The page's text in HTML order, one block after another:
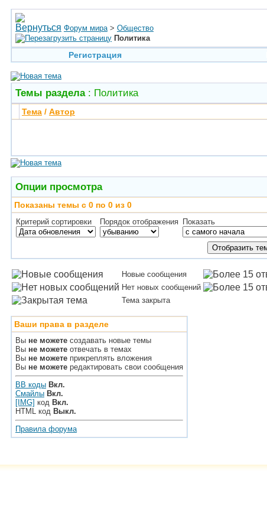
Форум мира > Общество
Политика
Регистрация
Темы раздела: Политика
Тема / Автор
Опции просмотра
Показаны темы с 0 по 0 из 0
Критерий сортировки Порядок отображения Показать
Новые сообщения
Нет новых сообщений
Тема закрыта
Ваши права в разделе
Вы не можете создавать новые темы
Вы не можете отвечать в темах
Вы не можете прикреплять вложения
Вы не можете редактировать свои сообщения
BB коды Вкл.
Смайлы Вкл.
[IMG] код Вкл.
HTML код Выкл.
Правила форума